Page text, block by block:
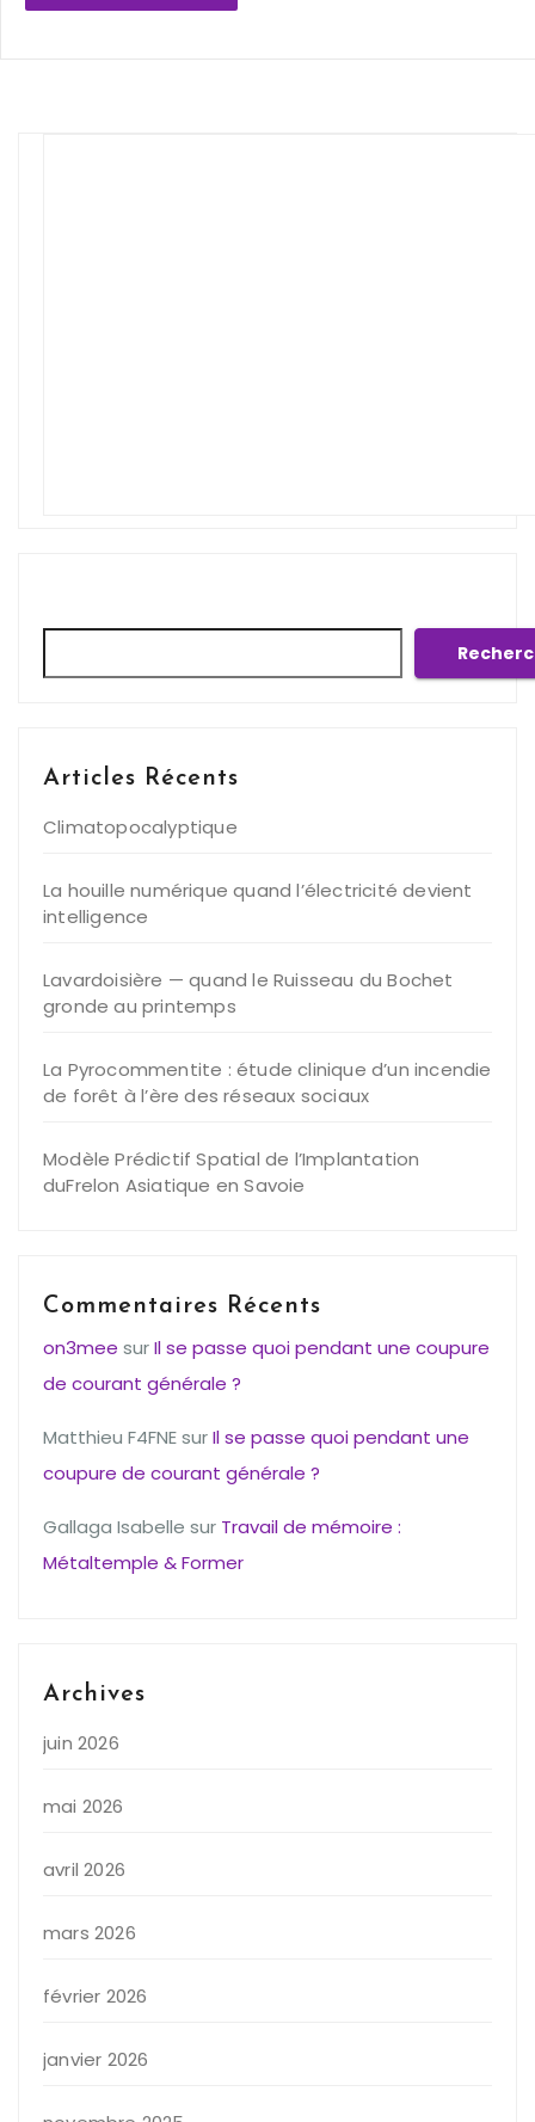
Articles Récents
Climatopocalyptique
La houille numérique quand l’électricité devient
intelligence
Lavardoisière — quand le Ruisseau du Bochet
gronde au printemps
La Pyrocommentite : étude clinique d’un incendie
de forêt à l’ère des réseaux sociaux
Modèle Prédictif Spatial de l’Implantation
duFrelon Asiatique en Savoie
Commentaires Récents
on3mee surIl se passe quoi pendant une coupure
de courant générale ?
Matthieu F4FNEsurIl se passe quoi pendant une
coupure de courant générale ?
Gallaga Isabelle sur Travail de mémoire :
Métaltemple & Former
Archives
juin 2026
mai 2026
avril 2026
mars 2026
février 2026
janvier 2026